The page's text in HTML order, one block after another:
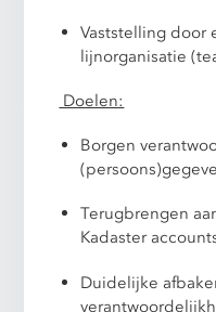
Vaststelling door
lijnorganisatie
Doelen:
Borgen
Terugbrengen
Kadaster
Duidelijke